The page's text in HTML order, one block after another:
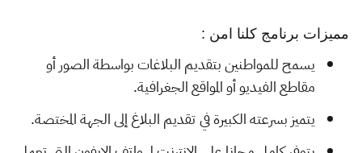
مميزات برنامج كلنا امن :
يسمح للمواطنين بتقديم البلاغات بواسطة الصور أو
مقاطع الفيديو أو المواقع الجغرافية.
يتميز بسرعته الكبيرة في تقديم البلاغ إلى الجهة المختصة.